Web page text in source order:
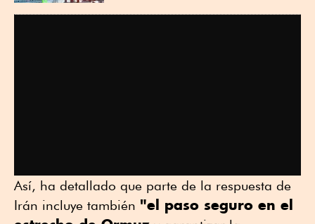
Así, ha detallado que parte de la respuesta de
Irán incluye también "el paso seguro en el